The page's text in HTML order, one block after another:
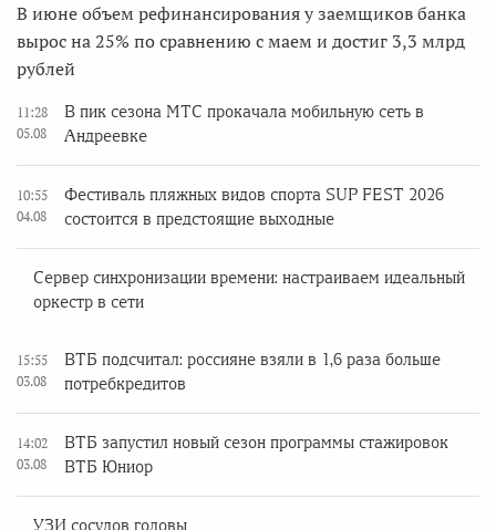
В июне объем рефинансирования у заемщиков банка
вырос на 25% по сравнению с маем и достиг 3,3 млрд
рублей
11:28
05.08
В пик сезона МТС прокачала мобильную сеть в
Андреевке
10:55
04.08
Фестиваль пляжных видов спорта SUP FEST 2026
состоится в предстоящие выходные
Сервер синхронизации времени: настраиваем идеальный
оркестр в сети
15:55
03.08
ВТБ подсчитал: россияне взяли в 1,6 раза больше
потребкредитов
14:02
03.08
ВТБ запустил новый сезон программы стажировок
ВТБ Юниор
УЗИ сосудов головы